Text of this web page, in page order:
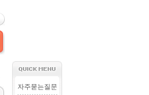
자주묻는질문